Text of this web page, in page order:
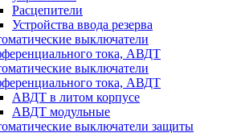
Расцепители
Устройства ввода резерва
выключатели
тока, АВДТ
выключатели
тока, АВДТ
АВДТ в литом корпусе
АВДТ модульные
выключатели защиты